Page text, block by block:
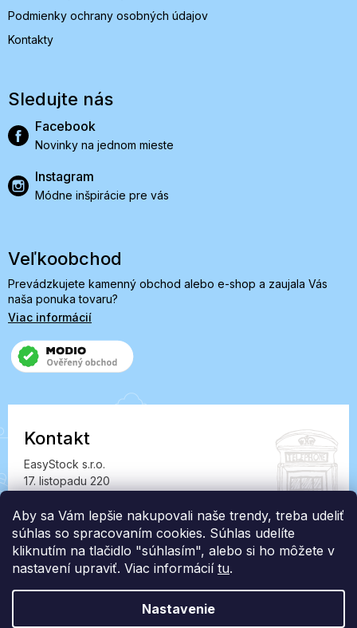
Aby sa Vám lepšie nakupovali naše trendy, treba udeliť
súhlas so spracovaním cookies. Súhlas udelíte
kliknutím na tlačidlo "súhlasím", alebo si ho môžete v
nastavení upraviť. Viac informácií tu.
Nastavenie
Podmienky ochrany osobných údajov
Kontakty
Sledujte nás
Facebook
Novinky na jednom mieste
Instagram
Módne inšpirácie pre vás
Veľkoobchod
Prevádzkujete kamenný obchod alebo e-shop a zaujala Vás
naša ponuka tovaru?
Viac informácií
Kontakt
EasyStock s.r.o.
17. listopadu 220
IČ: 07727402, DIČ: CZ07727402
info@londonclub.sk